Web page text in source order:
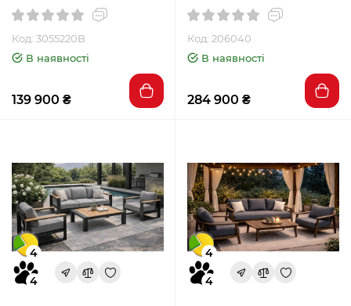
Код: 3055220B
В наявності
139 900 ₴
Код: 206040
В наявності
284 900 ₴
4
4
4
4